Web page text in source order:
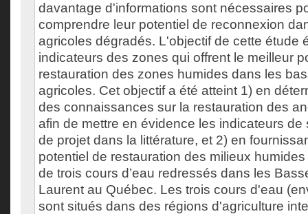
davantage d'informations sont nécessaires
comprendre leur potentiel de reconnexion
agricoles dégradés. L'objectif de cette étude
indicateurs des zones qui offrent le meilleur
restauration des zones humides dans les
agricoles. Cet objectif a été atteint 1) en
des connaissances sur la restauration des
afin de mettre en évidence les indicateurs de
de projet dans la littérature, et 2) en
potentiel de restauration des milieux humides
de trois cours d’eau redressés dans les
Laurent au Québec. Les trois cours d'eau
sont situés dans des régions d'agriculture